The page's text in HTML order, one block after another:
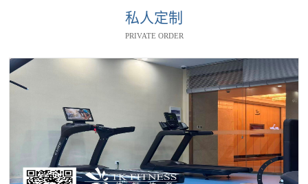
私人定制
PRIVATE ORDER